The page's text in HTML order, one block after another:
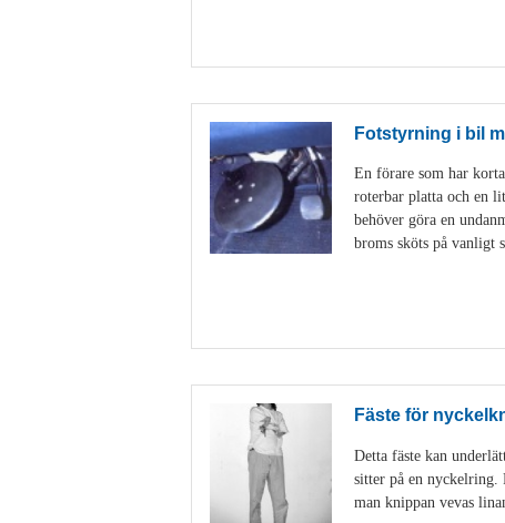
Fotstyrning i bil
En förare som har
roterbar platta och en
behöver göra en
broms sköts på vanligt
Fäste för
Detta fäste kan
sitter på en nyckelring.
man knippan vevas